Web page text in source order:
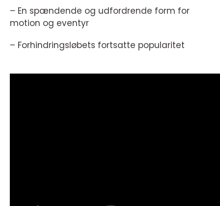
– En spændende og udfordrende form for
motion og eventyr
– Forhindringsløbets fortsatte popularitet